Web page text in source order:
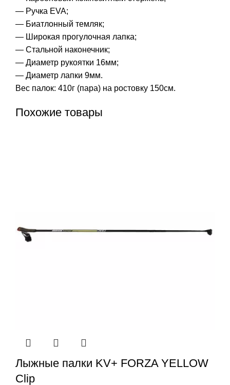
— Ручка EVA;
— Биатлонный темляк;
— Широкая прогулочная лапка;
— Стальной наконечник;
— Диаметр рукоятки 16мм;
— Диаметр лапки 9мм.
Вес палок: 410г (пара) на ростовку 150см.
Похожие товары
Лыжные палки KV+ FORZA YELLOW
Clip